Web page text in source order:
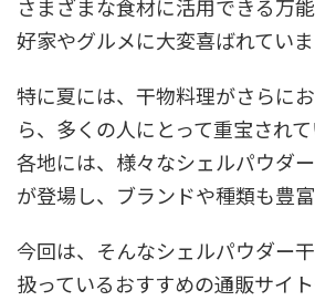
さまざまな食材に活用できる万
好家やグルメに大変喜ばれていま
特に夏には、干物料理がさらに
ら、多くの人にとって重宝され
各地には、様々なシェルパウダ
が登場し、ブランドや種類も豊富
今回は、そんなシェルパウダー
扱っているおすすめの通販サイ